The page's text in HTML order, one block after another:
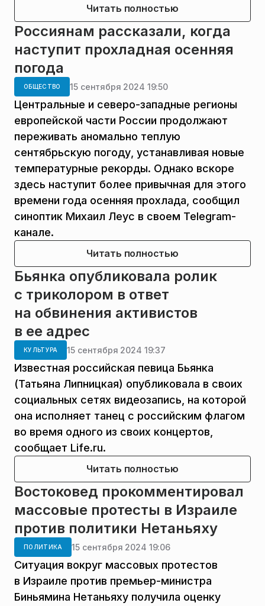
Читать полностью
Россиянам рассказали, когда
наступит прохладная осенняя
погода
ОБЩЕСТВО 15 сентября 2024 19:50
Центральные и северо-западные регионы
европейской части России продолжают
переживать аномально теплую
сентябрьскую погоду, устанавливая новые
температурные рекорды. Однако вскоре
здесь наступит более привычная для этого
времени года осенняя прохлада, сообщил
синоптик Михаил Леус в своем Telegram-
канале.
Читать полностью
Бьянка опубликовала ролик
с триколором в ответ
на обвинения активистов
в ее адрес
КУЛЬТУРА 15 сентября 2024 19:37
Известная российская певица Бьянка
(Татьяна Липницкая) опубликовала в своих
социальных сетях видеозапись, на которой
она исполняет танец с российским флагом
во время одного из своих концертов,
сообщает Life.ru.
Читать полностью
Востоковед прокомментировал
массовые протесты в Израиле
против политики Нетаньяху
ПОЛИТИКА 15 сентября 2024 19:06
Ситуация вокруг массовых протестов
в Израиле против премьер-министра
Биньямина Нетаньяху получила оценку